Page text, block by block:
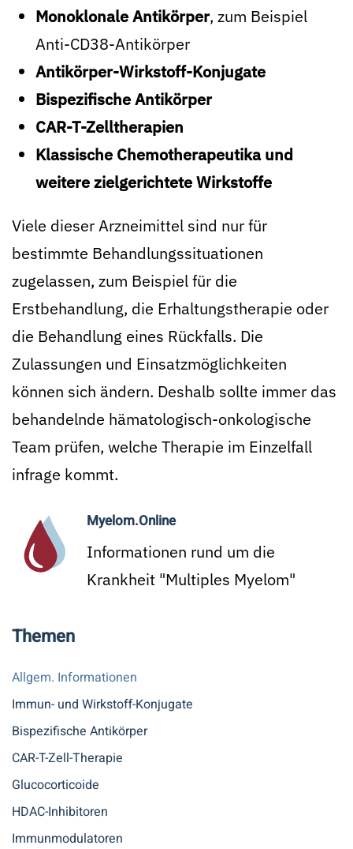
Monoklonale Antikörper, zum Beispiel
Anti-CD38-Antikörper
Antikörper-Wirkstoff-Konjugate
Bispezifische Antikörper
CAR-T-Zelltherapien
Klassische Chemotherapeutika und
weitere zielgerichtete Wirkstoffe
Viele dieser Arzneimittel sind nur für
bestimmte Behandlungssituationen
zugelassen, zum Beispiel für die
Erstbehandlung, die Erhaltungstherapie oder
die Behandlung eines Rückfalls. Die
Zulassungen und Einsatzmöglichkeiten
können sich ändern. Deshalb sollte immer das
behandelnde hämatologisch-onkologische
Team prüfen, welche Therapie im Einzelfall
infrage kommt.
Myelom.Online
Informationen rund um die
Krankheit "Multiples Myelom"
Themen
Allgem. Informationen
Immun- und Wirkstoff-Konjugate
Bispezifische Antikörper
CAR-T-Zell-Therapie
Glucocorticoide
HDAC-Inhibitoren
Immunmodulatoren